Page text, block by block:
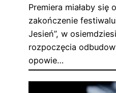
Premiera miałaby się
zakończenie festiwalu
Jesień”, w
rozpoczęcia
opowie…